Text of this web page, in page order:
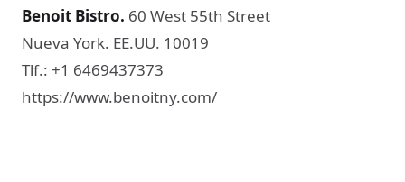
Benoit Bistro. 60 West 55th Street
Nueva York. EE.UU. 10019
Tlf.: +1 6469437373
https://www.benoitny.com/